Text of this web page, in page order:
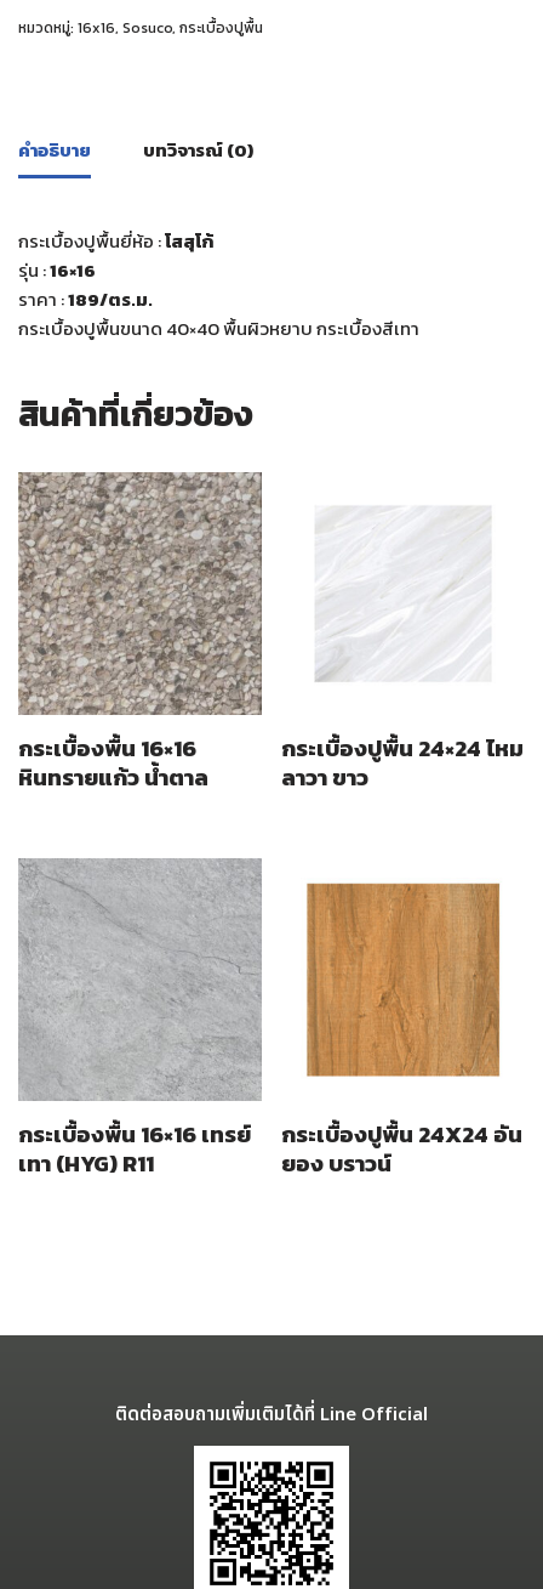
หมวดหมู่: 16x16, Sosuco, กระเบื้องปูพื้น
คำอธิบาย บทวิจารณ์ (0)
กระเบื้องปูพื้นยี่ห้อ :โสสุโก้
รุ่น :16×16
ราคา :189/ตร.ม.
กระเบื้องปูพื้นขนาด 40×40 พื้นผิวหยาบ กระเบื้องสีเทา
สินค้าที่เกี่ยวข้อง
กระเบื้องพื้น 16×16
หินทรายแก้ว น้ำตาล
กระเบื้องปูพื้น 24×24 ไหม
ลาวา ขาว
กระเบื้องพื้น 16×16 เทรย์
เทา (HYG) R11
กระเบื้องปูพื้น 24X24 อัน
ยอง บราวน์
ติดต่อสอบถามเพิ่มเติมได้ที่ Line Official